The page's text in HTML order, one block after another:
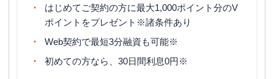
はじめてご契約の方に最大1,000ポイント分のV
ポイントをプレゼント※諸条件あり
Web契約で最短3分融資も可能※
初めての方なら、30日間利息0円※